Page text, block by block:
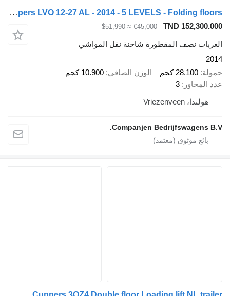
Cuppers LVO 12-27 AL - 2014 - 5 LEVELS - Folding floors
TND 152,300.000
€45,000
≈ $51,990
العربات نصف المقطورة شاحنة نقل المواشي
2014
حمولة 28.100 كجم الوزن الصافي 10.900 كجم
عدد المحاور
3
هولندا، Vriezenveen
Companjen Bedrijfswagens B.V.